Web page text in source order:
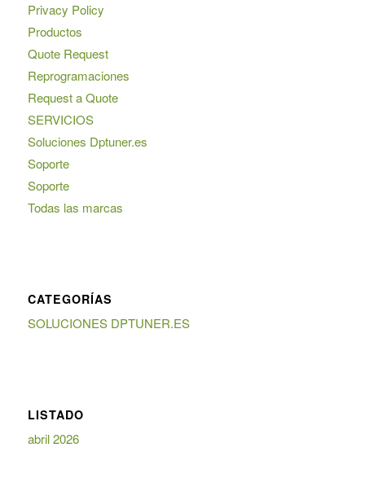
Privacy Policy
Productos
Quote Request
Reprogramaciones
Request a Quote
SERVICIOS
Soluciones Dptuner.es
Soporte
Soporte
Todas las marcas
CATEGORÍAS
SOLUCIONES DPTUNER.ES
LISTADO
abril 2026